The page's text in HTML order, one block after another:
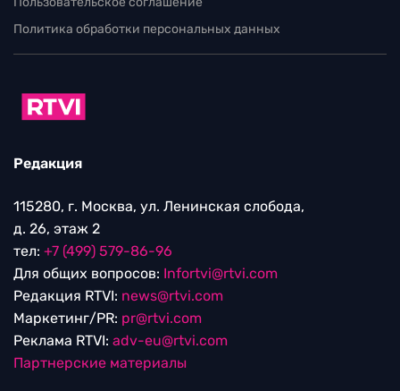
Политика обработки персональных данных
Редакция
115280, г. Москва, ул. Ленинская слобода,
д. 26, этаж 2
тел: +7 (499) 579-86-96
Для общих вопросов: Infortvi@rtvi.com
Редакция RTVI: news@rtvi.com
Маркетинг/PR: pr@rtvi.com
Реклама RTVI: adv-eu@rtvi.com
Партнерские материалы